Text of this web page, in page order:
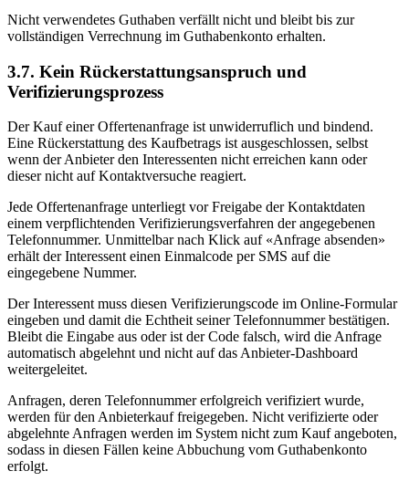
Nicht verwendetes Guthaben verfällt nicht und bleibt bis zur
vollständigen Verrechnung im Guthabenkonto erhalten.
3.7. Kein Rückerstattungsanspruch und
Verifizierungsprozess
Der Kauf einer Offertenanfrage ist unwiderruflich und bindend.
Eine Rückerstattung des Kaufbetrags ist ausgeschlossen, selbst
wenn der Anbieter den Interessenten nicht erreichen kann oder
dieser nicht auf Kontaktversuche reagiert.
Jede Offertenanfrage unterliegt vor Freigabe der Kontaktdaten
einem verpflichtenden Verifizierungsverfahren der angegebenen
Telefonnummer. Unmittelbar nach Klick auf «Anfrage absenden»
erhält der Interessent einen Einmalcode per SMS auf die
eingegebene Nummer.
Der Interessent muss diesen Verifizierungscode im Online-Formular
eingeben und damit die Echtheit seiner Telefonnummer bestätigen.
Bleibt die Eingabe aus oder ist der Code falsch, wird die Anfrage
automatisch abgelehnt und nicht auf das Anbieter-Dashboard
weitergeleitet.
Anfragen, deren Telefonnummer erfolgreich verifiziert wurde,
werden für den Anbieterkauf freigegeben. Nicht verifizierte oder
abgelehnte Anfragen werden im System nicht zum Kauf angeboten,
sodass in diesen Fällen keine Abbuchung vom Guthabenkonto
erfolgt.